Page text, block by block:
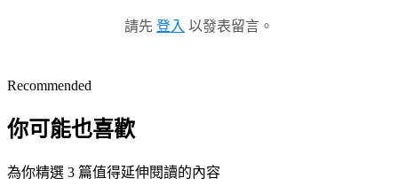
請先 登入 以發表留言。
Recommended
你可能也喜歡
為你精選 3 篇值得延伸閱讀的內容